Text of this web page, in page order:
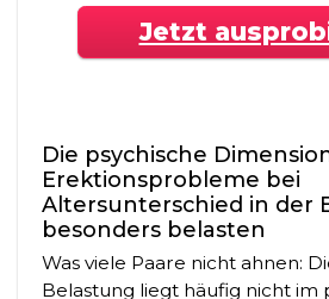
Jetzt
Die psychische
Erektionsprobleme bei
Altersunterschied in der
besonders belasten
Was viele Paare nicht ahnen:
Belastung liegt häufig nicht im